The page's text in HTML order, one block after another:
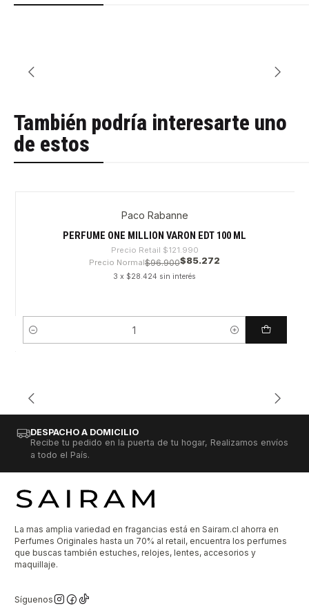
También podría interesarte uno
de estos
Paco Rabanne
PERFUME ONE MILLION VARON EDT 100 ML
Precio Retail $121.990
Precio Normal$96.900$85.272
3 x $28.424 sin interés
Cantidad
DESPACHO A DOMICILIO
Recibe tu pedido en la puerta de tu hogar, Realizamos envíos
a todo el País.
La mas amplia variedad en fragancias está en Sairam.cl ahorra en
Perfumes Originales hasta un 70% al retail, encuentra los perfumes
que buscas también estuches, relojes, lentes, accesorios y
maquillaje.
Síguenos